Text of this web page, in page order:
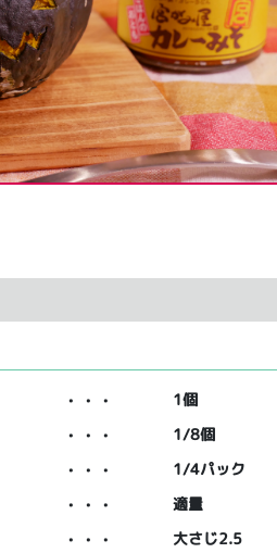
・・・
1個
・・・
1/8個
・・・
1/4パック
・・・
適量
・・・
大さじ2.5